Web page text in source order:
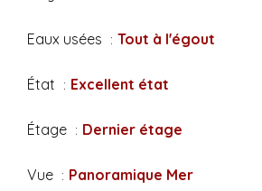
Eaux usées Tout à l'égout
État Excellent état
Étage Dernier étage
Vue Panoramique Mer